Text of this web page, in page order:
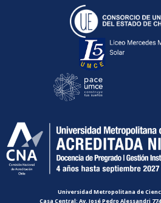
Universidad Metropolitana de
Casa Central: Av. José Pedro Alessandri